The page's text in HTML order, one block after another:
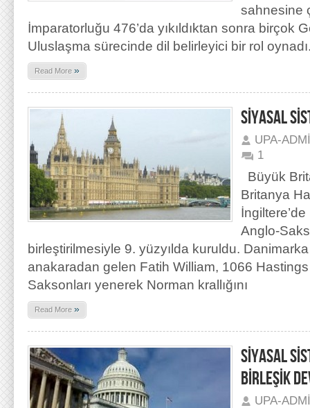
sahnesine
İmparatorluğu 476’da yıkıldıktan sonra birçok
Uluslaşma sürecinde dil belirleyici bir rol
Read More »
SİYASAL
UPA-
1
Büyük
Britanya
Anglo-
birleştirilmesiyle 9. yüzyılda kuruldu.
anakaradan gelen Fatih William, 1066 Hastings
Saksonları yenerek Norman krallığını
Read More »
SİYASAL
BİRLEŞİK
UPA-